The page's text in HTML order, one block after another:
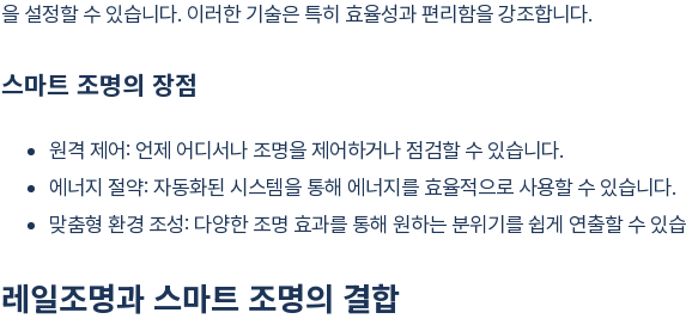
을 설정할 수 있습니다. 이러한 기술은 특히 효율성과 편리함을 강조합니다.
스마트 조명의 장점
원격 제어: 언제 어디서나 조명을 제어하거나 점검할 수 있습니다.
에너지 절약: 자동화된 시스템을 통해 에너지를 효율적으로 사용할 수 있습니다.
맞춤형 환경 조성: 다양한 조명 효과를 통해 원하는 분위기를 쉽게 연출할 수 있
레일조명과 스마트 조명의 결합